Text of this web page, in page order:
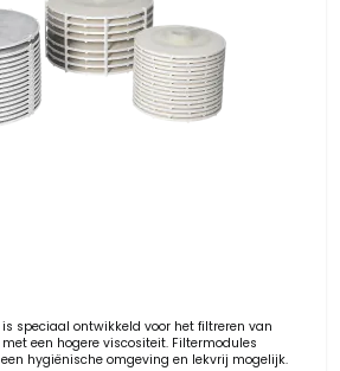
is speciaal ontwikkeld voor het filtreren van
een hogere viscositeit. Filtermodules
hygiënische omgeving en lekvrij mogelijk.